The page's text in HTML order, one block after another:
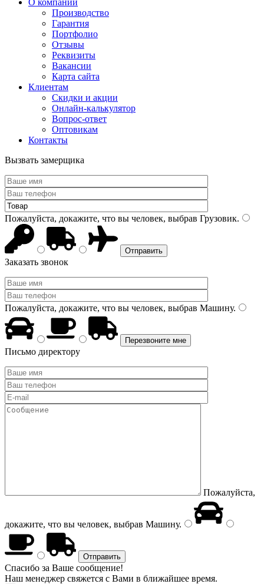
О компании
Производство
Гарантия
Портфолио
Отзывы
Реквизиты
Вакансии
Карта сайта
Клиентам
Скидки и акции
Онлайн-калькулятор
Вопрос-ответ
Оптовикам
Контакты
Вызвать замерщика
Пожалуйста, докажите, что вы человек, выбрав Грузовик.
Заказать звонок
Пожалуйста, докажите, что вы человек, выбрав Машину.
Письмо директору
Пожалуйста,
докажите, что вы человек, выбрав Машину.
Спасибо за Ваше сообщение!
Наш менеджер свяжется с Вами в ближайшее время.